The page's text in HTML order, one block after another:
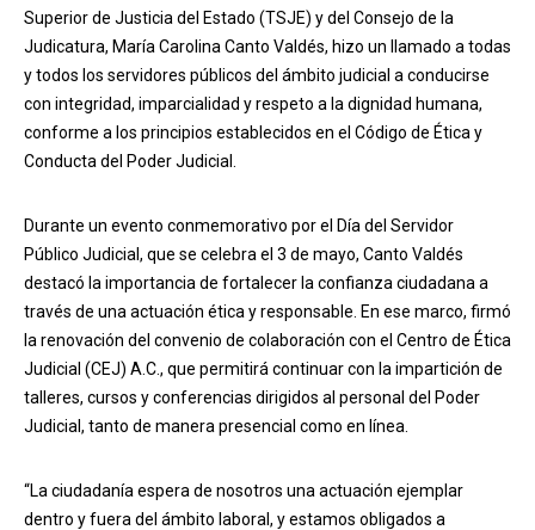
Superior de Justicia del Estado (TSJE) y del Consejo de la
Judicatura, María Carolina Canto Valdés, hizo un llamado a todas
y todos los servidores públicos del ámbito judicial a conducirse
con integridad, imparcialidad y respeto a la dignidad humana,
conforme a los principios establecidos en el Código de Ética y
Conducta del Poder Judicial.
Durante un evento conmemorativo por el Día del Servidor
Público Judicial, que se celebra el 3 de mayo, Canto Valdés
destacó la importancia de fortalecer la confianza ciudadana a
través de una actuación ética y responsable. En ese marco, firmó
la renovación del convenio de colaboración con el Centro de Ética
Judicial (CEJ) A.C., que permitirá continuar con la impartición de
talleres, cursos y conferencias dirigidos al personal del Poder
Judicial, tanto de manera presencial como en línea.
“La ciudadanía espera de nosotros una actuación ejemplar
dentro y fuera del ámbito laboral, y estamos obligados a